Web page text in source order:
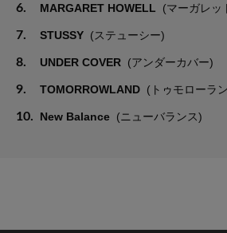
6. MARGARET HOWELL (マーガレッ
7. STUSSY (ステューシー)
8. UNDER COVER (アンダーカバー)
9. TOMORROWLAND (トゥモローラ
10. New Balance (ニューバランス)